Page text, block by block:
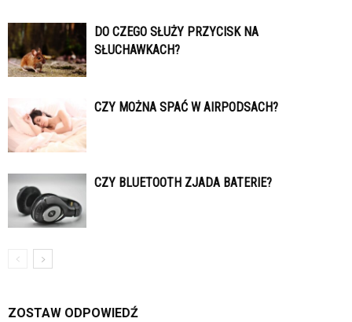
DO CZEGO SŁUŻY PRZYCISK NA
SŁUCHAWKACH?
CZY MOŻNA SPAĆ W AIRPODSACH?
CZY BLUETOOTH ZJADA BATERIE?
ZOSTAW ODPOWIEDŹ